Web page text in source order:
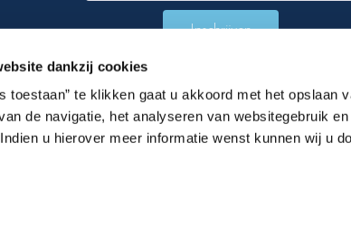
dankzij cookies
toestaan” te klikken gaat u akkoord met het opslaan
de navigatie, het analyseren van websitegebruik
u hierover meer informatie wenst kunnen wij u
Inschrijven